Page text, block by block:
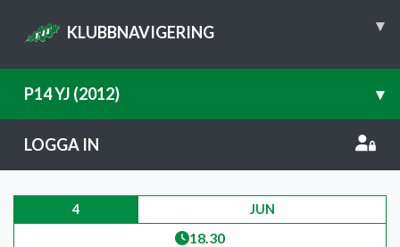
KLUBBNAVIGERING ▾
P14 YJ (2012) ▾
LOGGA IN
4 JUN
18.30